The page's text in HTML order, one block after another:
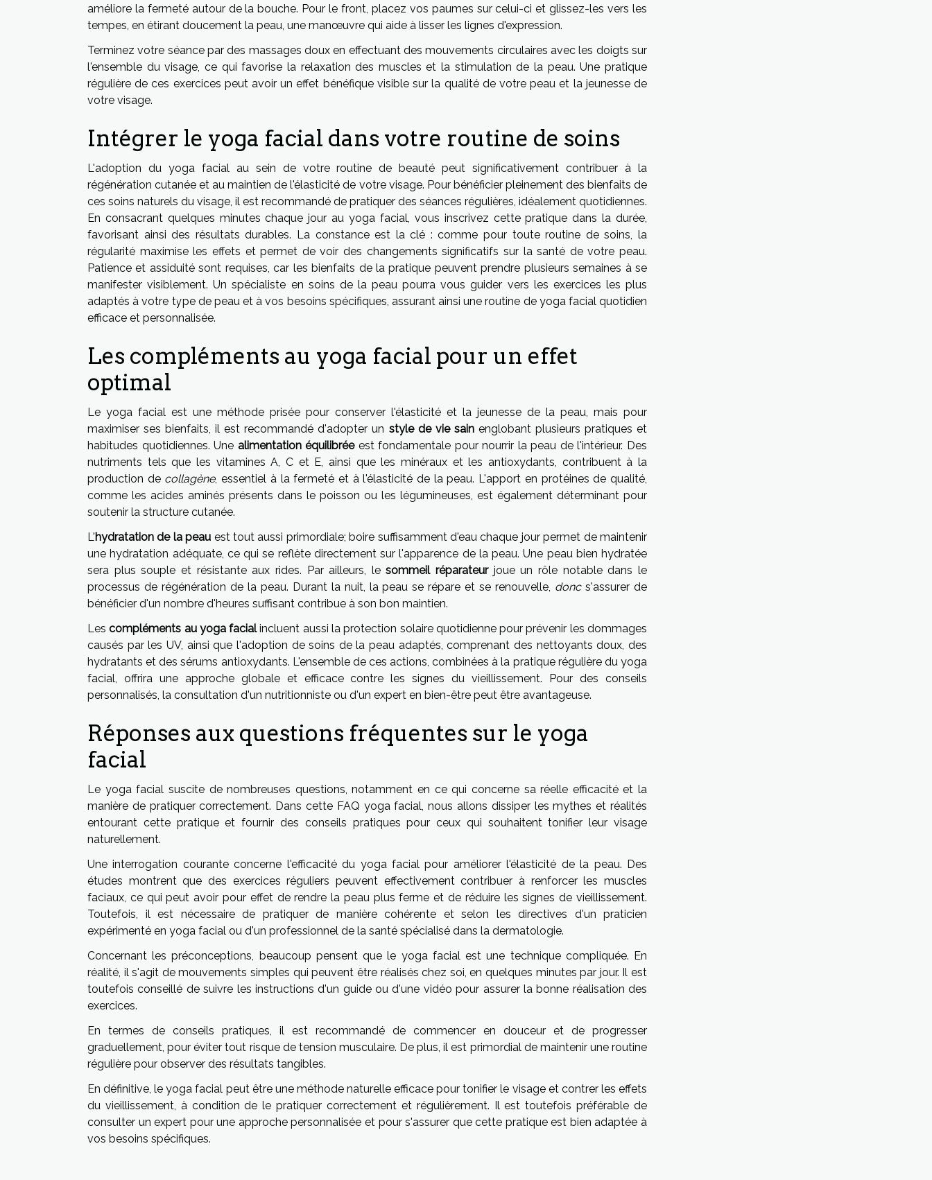
améliore la fermeté autour de la bouche. Pour le front, placez vos paumes sur celui-ci et glissez-les vers les
tempes, en étirant doucement la peau, une manœuvre qui aide à lisser les lignes d'expression.
Terminez votre séance par des massages doux en effectuant des mouvements circulaires avec les doigts sur
l'ensemble du visage, ce qui favorise la relaxation des muscles et la stimulation de la peau. Une pratique
régulière de ces exercices peut avoir un effet bénéfique visible sur la qualité de votre peau et la jeunesse de
votre visage.
Intégrer le yoga facial dans votre routine de soins
L'adoption du yoga facial au sein de votre routine de beauté peut significativement contribuer à la
régénération cutanée et au maintien de l'élasticité de votre visage. Pour bénéficier pleinement des bienfaits de
ces soins naturels du visage, il est recommandé de pratiquer des séances régulières, idéalement quotidiennes.
En consacrant quelques minutes chaque jour au yoga facial, vous inscrivez cette pratique dans la durée,
favorisant ainsi des résultats durables. La constance est la clé : comme pour toute routine de soins, la
régularité maximise les effets et permet de voir des changements significatifs sur la santé de votre peau.
Patience et assiduité sont requises, car les bienfaits de la pratique peuvent prendre plusieurs semaines à se
manifester visiblement. Un spécialiste en soins de la peau pourra vous guider vers les exercices les plus
adaptés à votre type de peau et à vos besoins spécifiques, assurant ainsi une routine de yoga facial quotidien
efficace et personnalisée.
Les compléments au yoga facial pour un effet
optimal
Le yoga facial est une méthode prisée pour conserver l'élasticité et la jeunesse de la peau, mais pour
maximiser ses bienfaits, il est recommandé d'adopter un style de vie sainenglobant plusieurs pratiques et
habitudes quotidiennes. Une alimentation équilibréeest fondamentale pour nourrir la peau de l'intérieur. Des
nutriments tels que les vitamines A, C et E, ainsi que les minéraux et les antioxydants, contribuent à la
production de collagène, essentiel à la fermeté et à l'élasticité de la peau. L'apport en protéines de qualité,
comme les acides aminés présents dans le poisson ou les légumineuses, est également déterminant pour
soutenir la structure cutanée.
L'hydratation de la peau est tout aussi primordiale; boire suffisamment d'eau chaque jour permet de maintenir
une hydratation adéquate, ce qui se reflète directement sur l'apparence de la peau. Une peau bien hydratée
sera plus souple et résistante aux rides. Par ailleurs, lesommeil réparateurjoue un rôle notable dans le
processus de régénération de la peau. Durant la nuit, la peau se répare et se renouvelle, doncs'assurer de
bénéficier d'un nombre d'heures suffisant contribue à son bon maintien.
Lescompléments au yoga facialincluent aussi la protection solaire quotidienne pour prévenir les dommages
causés par les UV, ainsi que l'adoption de soins de la peau adaptés, comprenant des nettoyants doux, des
hydratants et des sérums antioxydants. L'ensemble de ces actions, combinées à la pratique régulière du yoga
facial, offrira une approche globale et efficace contre les signes du vieillissement. Pour des conseils
personnalisés, la consultation d'un nutritionniste ou d'un expert en bien-être peut être avantageuse.
Réponses aux questions fréquentes sur le yoga
facial
Le yoga facial suscite de nombreuses questions, notamment en ce qui concerne sa réelle efficacité et la
manière de pratiquer correctement. Dans cette FAQ yoga facial, nous allons dissiper les mythes et réalités
entourant cette pratique et fournir des conseils pratiques pour ceux qui souhaitent tonifier leur visage
naturellement.
Une interrogation courante concerne l'efficacité du yoga facial pour améliorer l'élasticité de la peau. Des
études montrent que des exercices réguliers peuvent effectivement contribuer à renforcer les muscles
faciaux, ce qui peut avoir pour effet de rendre la peau plus ferme et de réduire les signes de vieillissement.
Toutefois, il est nécessaire de pratiquer de manière cohérente et selon les directives d'un praticien
expérimenté en yoga facial ou d'un professionnel de la santé spécialisé dans la dermatologie.
Concernant les préconceptions, beaucoup pensent que le yoga facial est une technique compliquée. En
réalité, il s'agit de mouvements simples qui peuvent être réalisés chez soi, en quelques minutes par jour. Il est
toutefois conseillé de suivre les instructions d'un guide ou d'une vidéo pour assurer la bonne réalisation des
exercices.
En termes de conseils pratiques, il est recommandé de commencer en douceur et de progresser
graduellement, pour éviter tout risque de tension musculaire. De plus, il est primordial de maintenir une routine
régulière pour observer des résultats tangibles.
En définitive, le yoga facial peut être une méthode naturelle efficace pour tonifier le visage et contrer les effets
du vieillissement, à condition de le pratiquer correctement et régulièrement. Il est toutefois préférable de
consulter un expert pour une approche personnalisée et pour s'assurer que cette pratique est bien adaptée à
vos besoins spécifiques.